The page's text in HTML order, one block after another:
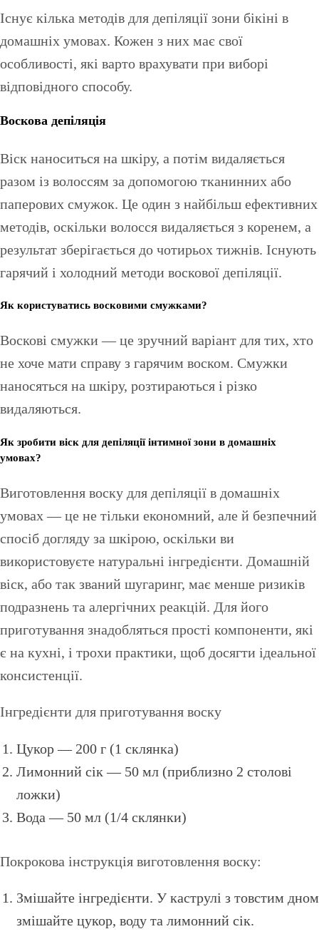
Існує кілька методів для депіляції зони бікіні в
домашніх умовах. Кожен з них має свої
особливості, які варто врахувати при виборі
відповідного способу.
Воскова депіляція
Віск наноситься на шкіру, а потім видаляється
разом із волоссям за допомогою тканинних або
паперових смужок. Це один з найбільш ефективних
методів, оскільки волосся видаляється з коренем, а
результат зберігається до чотирьох тижнів. Існують
гарячий і холодний методи воскової депіляції.
Як користуватись восковими смужками?
Воскові смужки — це зручний варіант для тих, хто
не хоче мати справу з гарячим воском. Смужки
наносяться на шкіру, розтираються і різко
видаляються.
Як зробити віск для депіляції інтимної зони в домашніх
умовах?
Виготовлення воску для депіляції в домашніх
умовах — це не тільки економний, але й безпечний
спосіб догляду за шкірою, оскільки ви
використовуєте натуральні інгредієнти. Домашній
віск, або так званий шугаринг, має менше ризиків
подразнень та алергічних реакцій. Для його
приготування знадобляться прості компоненти, які
є на кухні, і трохи практики, щоб досягти ідеальної
консистенції.
Інгредієнти для приготування воску
Цукор — 200 г (1 склянка)
Лимонний сік — 50 мл (приблизно 2 столові
ложки)
Вода — 50 мл (1/4 склянки)
Покрокова інструкція виготовлення воску:
Змішайте інгредієнти. У каструлі з товстим дном
змішайте цукор, воду та лимонний сік.